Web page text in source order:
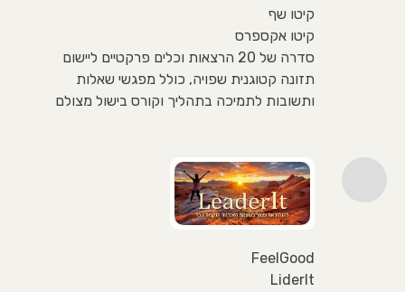
קיטו שף
קיטו אקספרס
סדרה של 20 הרצאות וכלים פרקטיים ליישום
תזונה קטוגנית שפויה, כולל מפגשי שאלות
ותשובות לתמיכה בתהליך וקורס בישול מצולם
FeelGood
LiderIt